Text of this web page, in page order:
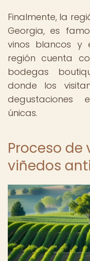
Finalmente, la
Georgia, es
vinos blancos y
región cuenta
bodegas
donde los
degustaciones
únicas.
Proceso
viñedos